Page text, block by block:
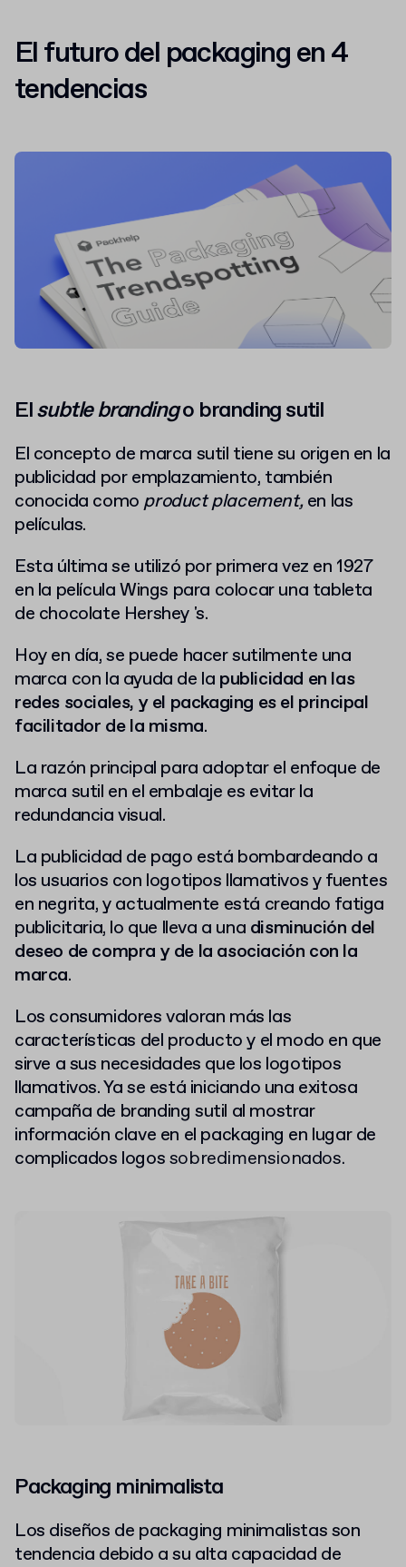
El futuro del packaging en 4
tendencias
Elsubtle brandingo branding sutil
El concepto de marca sutil tiene su origen en la
publicidad por emplazamiento, también
conocida comoproduct placement,en las
películas.
Esta última se utilizó por primera vez en 1927
en la película Wings para colocar una tableta
de chocolate Hershey 's.
Hoy en día, se puede hacer sutilmente una
marca con la ayuda de la publicidad en las
redes sociales, y el packaging es el principal
facilitador de la misma.
La razón principal para adoptar el enfoque de
marca sutil en el embalaje es evitar la
redundancia visual.
La publicidad de pago está bombardeando a
los usuarios con logotipos llamativos y fuentes
en negrita, y actualmente está creando fatiga
publicitaria, lo que lleva a una disminución del
deseo de compra y de la asociación con la
marca.
Los consumidores valoran más las
características del producto y el modo en que
sirve a sus necesidades que los logotipos
llamativos. Ya se está iniciando una exitosa
campaña de branding sutil al mostrar
información clave en el packaging en lugar de
complicados logossobredimensionados.
Packaging minimalista
Los diseños de packaging minimalistas son
tendencia debido a su alta capacidad de